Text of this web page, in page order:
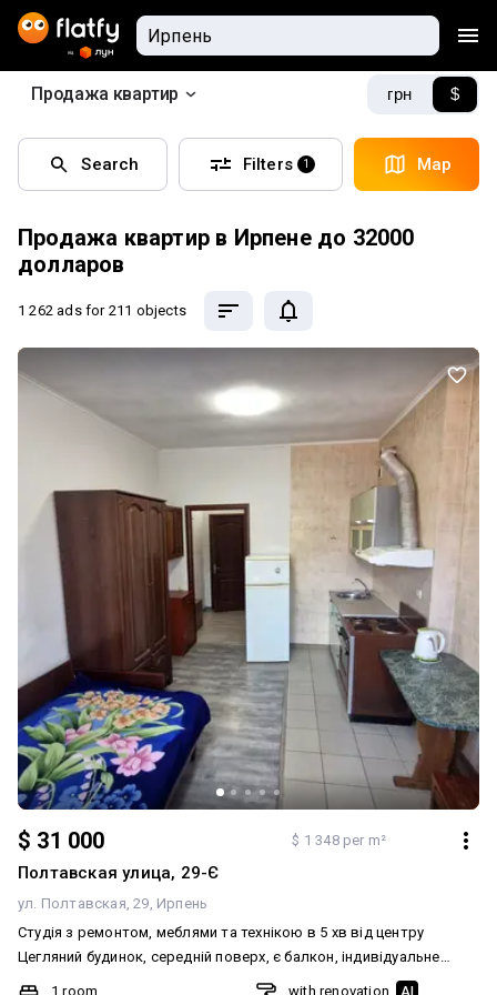
Продажа квартир грн $
Search Filters 1 Map
Продажа квартир в Ирпене до 32000
долларов
1 262 ads for 211 objects
$ 31 000 $ 1 348 per m²
Полтавская улица, 29-Є
ул. Полтавская, 29 Ирпень
Студія з ремонтом, меблями та технікою в 5 хв від центру
Цегляний будинок, середній поверх, є балкон, індивідуальне
електроопалення ( обігрів від конвектора) Не дивлячись на
1 room
with renovation AI